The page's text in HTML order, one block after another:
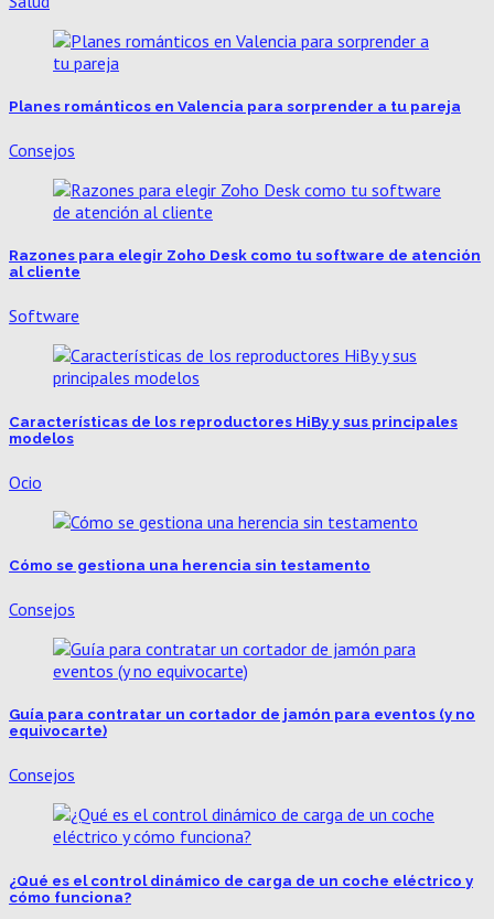
Planes románticos en Valencia para sorprender a tu pareja
Consejos
Razones para elegir Zoho Desk como tu software de atención
al cliente
Software
Características de los reproductores HiBy y sus principales
modelos
Ocio
Cómo se gestiona una herencia sin testamento
Consejos
Guía para contratar un cortador de jamón para eventos (y no
equivocarte)
Consejos
¿Qué es el control dinámico de carga de un coche eléctrico y
cómo funciona?